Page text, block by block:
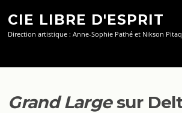
contenu
CIE LIBRE D'ESPRIT
Direction artistique : Anne-Sophie Pathé et Nikson
Grand Largesur